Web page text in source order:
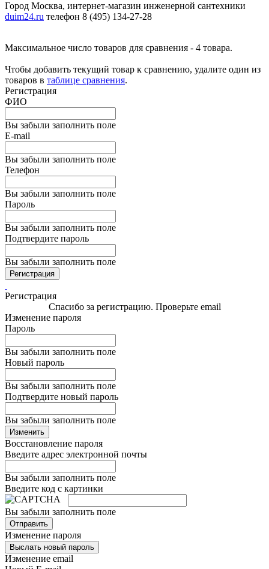
Город Москва, интернет-магазин инженерной сантехники
duim24.ru телефон 8 (495) 134-27-28
Максимальное число товаров для сравнения - 4 товара.
Чтобы добавить текущий товар к сравнению, удалите один из
товаров в таблице сравнения.
Регистрация
ФИО
Вы забыли заполнить поле
E-mail
Вы забыли заполнить поле
Телефон
Вы забыли заполнить поле
Пароль
Вы забыли заполнить поле
Подтвердите пароль
Вы забыли заполнить поле
Регистрация
Регистрация
Спасибо за регистрацию. Проверьте email
Изменение пароля
Пароль
Вы забыли заполнить поле
Новый пароль
Вы забыли заполнить поле
Подтвердите новый пароль
Вы забыли заполнить поле
Изменить
Восстановление пароля
Введите адрес электронной почты
Вы забыли заполнить поле
Введите код с картинки
Вы забыли заполнить поле
Отправить
Изменение пароля
Выслать новый пароль
Изменение email